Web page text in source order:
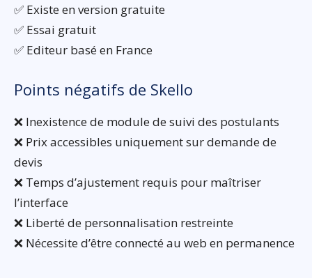
✅ Existe en version gratuite
✅ Essai gratuit
✅ Editeur basé en France
Points négatifs de Skello
❌ Inexistence de module de suivi des postulants
❌ Prix accessibles uniquement sur demande de
devis
❌ Temps d’ajustement requis pour maîtriser
l’interface
❌ Liberté de personnalisation restreinte
❌ Nécessite d’être connecté au web en permanence